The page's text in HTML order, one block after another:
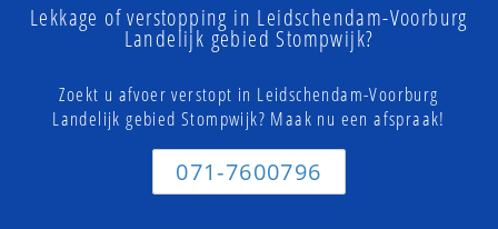
Lekkage of verstopping in Leidschendam-Voorburg
Landelijk gebied Stompwijk?
Zoekt u afvoer verstopt in Leidschendam-Voorburg
Landelijk gebied Stompwijk? Maak nu een afspraak!
071-7600796